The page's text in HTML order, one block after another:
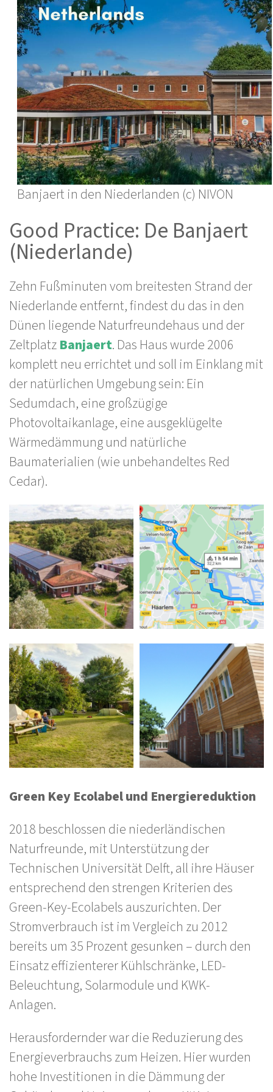
Banjaert in den Niederlanden (c) NIVON
Good Practice: De Banjaert
(Niederlande)
Zehn Fußminuten vom breitesten Strand der
Niederlande entfernt, findest du das in den
Dünen liegende Naturfreundehaus und der
ZeltplatzBanjaert. Das Haus wurde 2006
komplett neu errichtet und soll im Einklang mit
der natürlichen Umgebung sein: Ein
Sedumdach, eine großzügige
Photovoltaikanlage, eine ausgeklügelte
Wärmedämmung und natürliche
Baumaterialien (wie unbehandeltes Red
Cedar).
Bilder
Green Key Ecolabel und Energiereduktion
2018 beschlossen die niederländischen
Naturfreunde, mit Unterstützung der
Technischen Universität Delft, all ihre Häuser
entsprechend den strengen Kriterien des
Green-Key-Ecolabels auszurichten. Der
Stromverbrauch ist im Vergleich zu 2012
bereits um 35 Prozent gesunken – durch den
Einsatz effizienterer Kühlschränke, LED-
Beleuchtung, Solarmodule und KWK-
Anlagen.
Herausfordernder war die Reduzierung des
Energieverbrauchs zum Heizen. Hier wurden
hohe Investitionen in die Dämmung der